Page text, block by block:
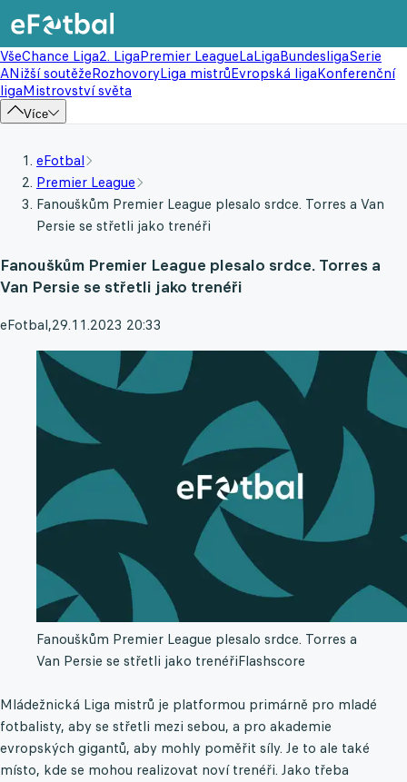
VšeChance Liga2. LigaPremier LeagueLaLigaBundesligaSerie
ANižší soutěžeRozhovoryLiga mistrůEvropská ligaKonferenční
ligaMistrovství světa
Více
eFotbal
Premier League
Fanouškům Premier League plesalo srdce. Torres a Van
Persie se střetli jako trenéři
Fanouškům Premier League plesalo srdce. Torres a
Van Persie se střetli jako trenéři
eFotbal,29.11.2023 20:33
Fanouškům Premier League plesalo srdce. Torres a
Van Persie se střetli jako trenéřiFlashscore
Mládežnická Liga mistrů je platformou primárně pro mladé
fotbalisty, aby se střetli mezi sebou, a pro akademie
evropských gigantů, aby mohly poměřit síly. Je to ale také
místo, kde se mohou realizovat noví trenéři. Jako třeba